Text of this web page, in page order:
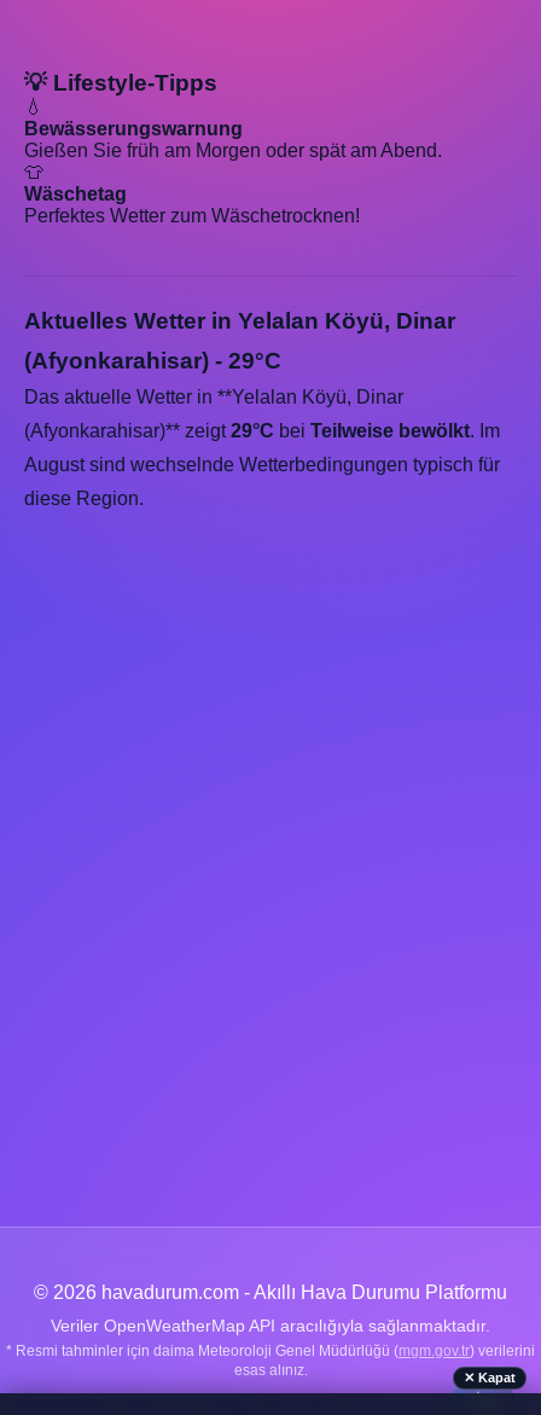
💡 Lifestyle-Tipps
💧
Bewässerungswarnung
Gießen Sie früh am Morgen oder spät am Abend.
👕
Wäschetag
Perfektes Wetter zum Wäschetrocknen!
Aktuelles Wetter in Yelalan Köyü, Dinar
(Afyonkarahisar) - 29°C
Das aktuelle Wetter in **Yelalan Köyü, Dinar
(Afyonkarahisar)** zeigt29°C bei Teilweise bewölkt. Im
August sind wechselnde Wetterbedingungen typisch für
diese Region.
© 2026 havadurum.com - Akıllı Hava Durumu Platformu
Veriler OpenWeatherMap API aracılığıyla sağlanmaktadır.
* Resmi tahminler için daima Meteoroloji Genel Müdürlüğü (mgm.gov.tr) verilerini
esas alınız.
🌤️
✕ Kapat